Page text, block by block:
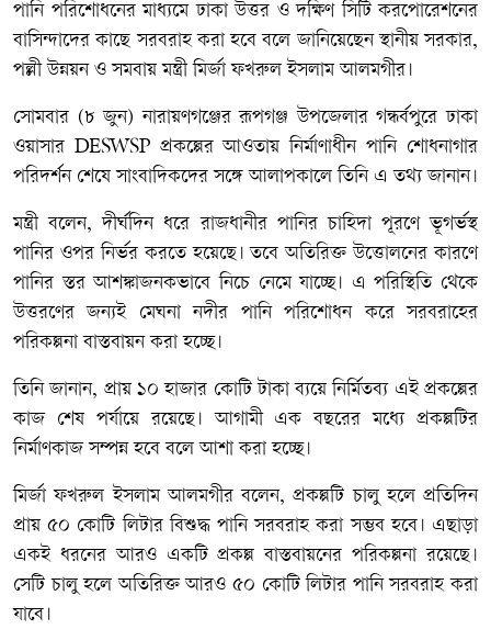
পানি পরিশোধনের মাধ্যমে ঢাকা উত্তর ও দক্ষিণ সিটি করপোরেশনের
বাসিন্দাদের কাছে সরবরাহ করা হবে বলে জানিয়েছেন স্থানীয় সরকার,
পল্লী উন্নয়ন ও সমবায় মন্ত্রী মির্জা ফখরুল ইসলাম আলমগীর।
সোমবার (৮ জুন) নারায়ণগঞ্জের রূপগঞ্জ উপজেলার গন্ধর্বপুরে ঢাকা
ওয়াসার DESWSP প্রকল্পের আওতায় নির্মাণাধীন পানি শোধনাগার
পরিদর্শন শেষে সাংবাদিকদের সঙ্গে আলাপকালে তিনি এ তথ্য জানান।
মন্ত্রী বলেন, দীর্ঘদিন ধরে রাজধানীর পানির চাহিদা পূরণে ভূগর্ভস্থ
পানির ওপর নির্ভর করতে হয়েছে। তবে অতিরিক্ত উত্তোলনের কারণে
পানির স্তর আশঙ্কাজনকভাবে নিচে নেমে যাচ্ছে। এ পরিস্থিতি থেকে
উত্তরণের জন্যই মেঘনা নদীর পানি পরিশোধন করে সরবরাহের
পরিকল্পনা বাস্তবায়ন করা হচ্ছে।
তিনি জানান, প্রায় ১০ হাজার কোটি টাকা ব্যয়ে নির্মিতব্য এই প্রকল্পের
কাজ শেষ পর্যায়ে রয়েছে। আগামী এক বছরের মধ্যে প্রকল্পটির
নির্মাণকাজ সম্পন্ন হবে বলে আশা করা হচ্ছে।
মির্জা ফখরুল ইসলাম আলমগীর বলেন, প্রকল্পটি চালু হলে প্রতিদিন
প্রায় ৫০ কোটি লিটার বিশুদ্ধ পানি সরবরাহ করা সম্ভব হবে। এছাড়া
একই ধরনের আরও একটি প্রকল্প বাস্তবায়নের পরিকল্পনা রয়েছে।
সেটি চালু হলে অতিরিক্ত আরও ৫০ কোটি লিটার পানি সরবরাহ করা
যাবে।